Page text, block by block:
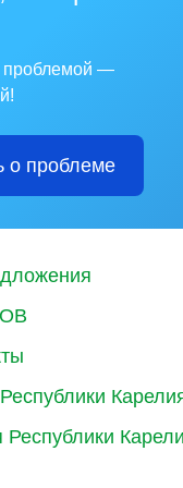
проблемой —
о проблеме
Республики